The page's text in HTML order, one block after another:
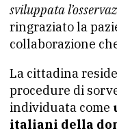
sviluppata
ringraziato la
collaborazione
La cittadina
procedure di
individuata come
italiani della